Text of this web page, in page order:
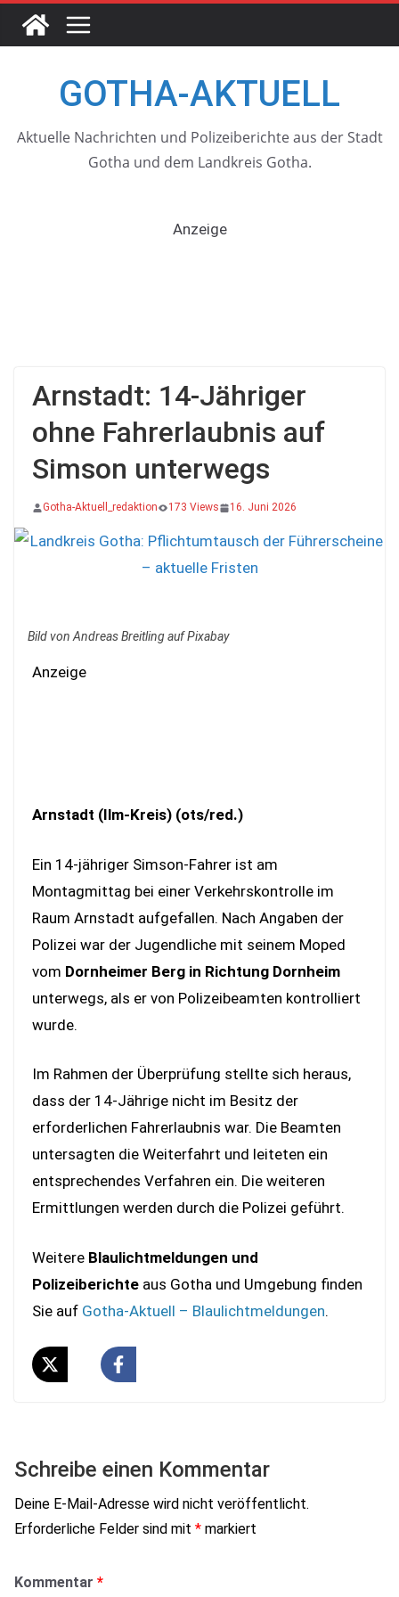
GOTHA-AKTUELL
Aktuelle Nachrichten und Polizeiberichte aus der Stadt
Gotha und dem Landkreis Gotha.
Anzeige
Arnstadt: 14-Jähriger
ohne Fahrerlaubnis auf
Simson unterwegs
Gotha-Aktuell_redaktion 173 Views 16. Juni 2026
Bild von Andreas Breitling auf Pixabay
Anzeige
Arnstadt (Ilm-Kreis) (ots/red.)
Ein 14-jähriger Simson-Fahrer ist am
Montagmittag bei einer Verkehrskontrolle im
Raum Arnstadt aufgefallen. Nach Angaben der
Polizei war der Jugendliche mit seinem Moped
vom Dornheimer Berg in Richtung Dornheim
unterwegs, als er von Polizeibeamten kontrolliert
wurde.
Im Rahmen der Überprüfung stellte sich heraus,
dass der 14-Jährige nicht im Besitz der
erforderlichen Fahrerlaubnis war. Die Beamten
untersagten die Weiterfahrt und leiteten ein
entsprechendes Verfahren ein. Die weiteren
Ermittlungen werden durch die Polizei geführt.
Weitere Blaulichtmeldungen und
Polizeiberichte aus Gotha und Umgebung finden
Sie auf Gotha-Aktuell – Blaulichtmeldungen.
Schreibe einen Kommentar
Deine E-Mail-Adresse wird nicht veröffentlicht.
Erforderliche Felder sind mit * markiert
Kommentar *